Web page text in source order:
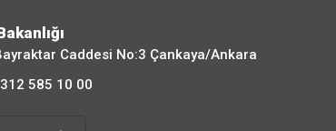
Caddesi No:3 Çankaya/Ankara
585 10 00